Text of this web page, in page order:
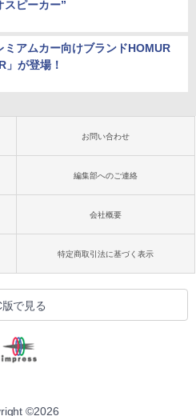
スピーカー”
ミアムカー向けブランドHOMUR
」が登場！
お問い合わせ
編集部へのご連絡
会社概要
特定商取引法に基づく表示
版で見る
©2026